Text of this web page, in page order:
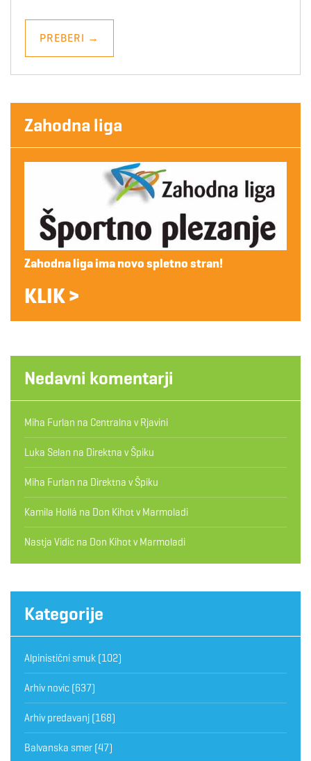
PREBERI →
Zahodna liga
Zahodna liga ima novo spletno stran!
KLIK >
Nedavni komentarji
Miha Furlan na Centralna v Rjavini
Luka Selan na Direktna v Špiku
Miha Furlan na Direktna v Špiku
Kamila Hollá na Don Kihot v Marmoladi
Nastja Vidic na Don Kihot v Marmoladi
Kategorije
Alpinistični smuk (102)
Arhiv novic (637)
Arhiv predavanj (168)
Balvanska smer (47)